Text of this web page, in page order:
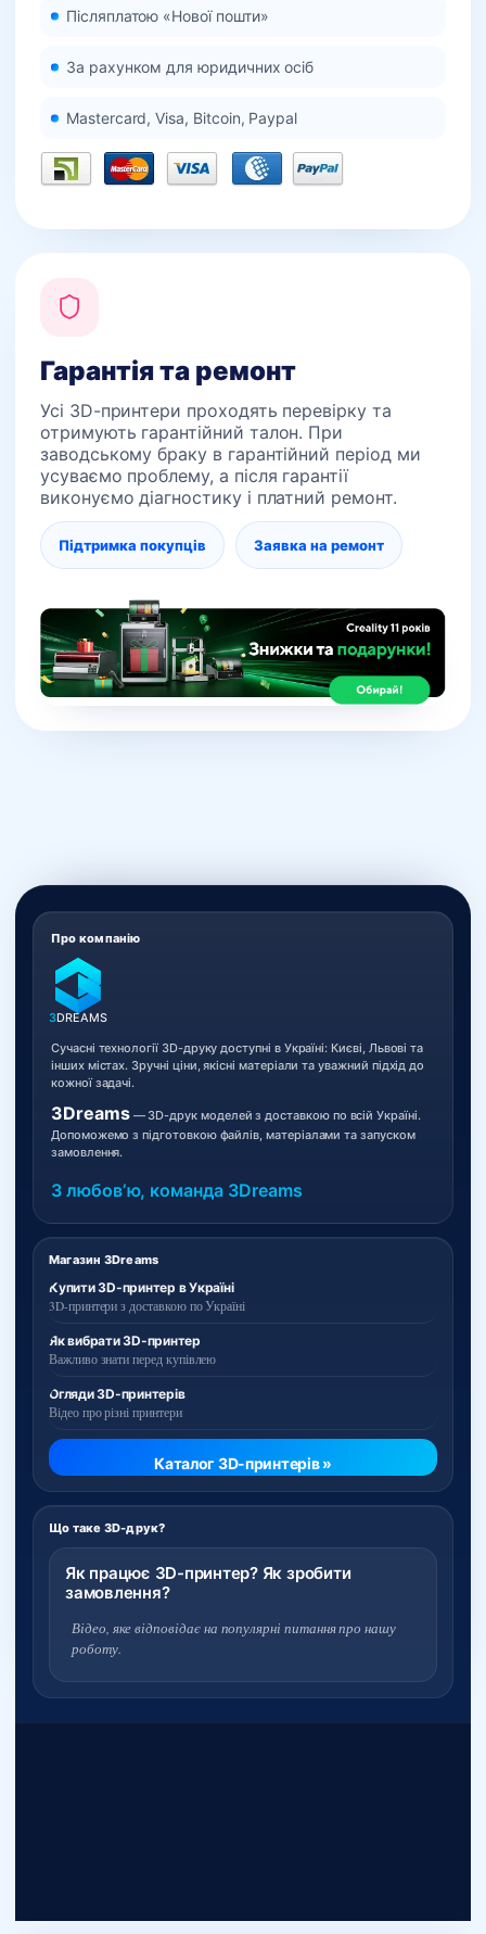
Післяплатою «Нової пошти»
За рахунком для юридичних осіб
Mastercard, Visa, Bitcoin, Paypal
Гарантія та ремонт
Усі 3D-принтери проходять перевірку та
отримують гарантійний талон. При
заводському браку в гарантійний період ми
усуваємо проблему, а після гарантії
виконуємо діагностику і платний ремонт.
Підтримка покупців Заявка на ремонт
Магазин 3Dreams
Купити 3D-принтер в Україні
3D-принтери з доставкою по Україні
Як вибрати 3D-принтер
Важливо знати перед купівлею
Огляди 3D-принтерів
Відео про різні принтери
Каталог 3D-принтерів »
Що таке 3D-друк?
Як працює 3D-принтер? Як зробити
замовлення?
Відео, яке відповідає на популярні питання про нашу
роботу.
Про компанію
3DREAMS
Сучасні технології 3D-друку доступні в Україні: Києві, Львові та
інших містах. Зручні ціни, якісні матеріали та уважний підхід до
кожної задачі.
3Dreams— 3D-друк моделей з доставкою по всій Україні.
Допоможемо з підготовкою файлів, матеріалами та запуском
замовлення.
З любовʼю, команда 3Dreams